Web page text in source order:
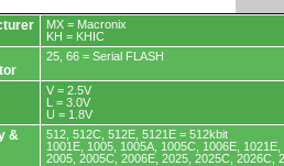
MX = Macronix
KH = KHIC
25, 66 = Serial FLASH
V = 2.5V
L = 3.0V
U = 1.8V
&
512, 512C, 512E, 5121E = 512kbit
1001E, 1005, 1005A, 1005C, 1006E,
2005, 2005C, 2006E, 2025, 2025C, 2026C,